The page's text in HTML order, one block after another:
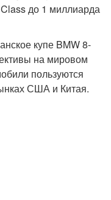
до 1 миллиарда
купе BMW 8-
на мировом
пользуются
США и Китая.